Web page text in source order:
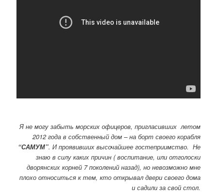
Я не могу забыть морских офицеров, пригласивших летом
2012 года в собственный дом – на борт своего корабля
“САМУМ”. И проявивших высочайшее гостеприимство. Не
знаю в силу каких причин ( воспитание, или отголоски
дворянских корней 7 поколений назад), но невозможно мне
плохо относиться к тем, кто открывал двери своего дома
и садили за свой стол.